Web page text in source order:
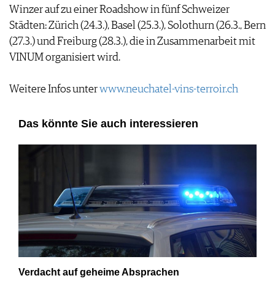
Winzer auf zu einer Roadshow in fünf Schweizer
Städten: Zürich (24.3.), Basel (25.3.), Solothurn (26.3., Bern
(27.3.) und Freiburg (28.3.), die in Zusammenarbeit mit
VINUM organisiert wird.
Weitere Infos unterwww.neuchatel-vins-terroir.ch
Das könnte Sie auch interessieren
Verdacht auf geheime Absprachen